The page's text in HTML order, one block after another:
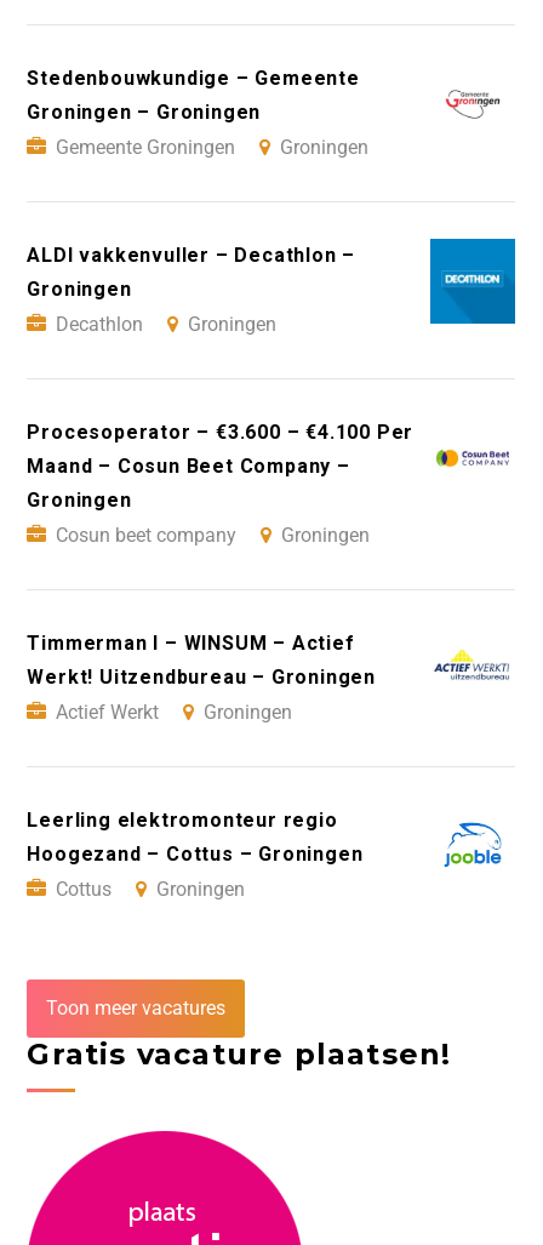
Stedenbouwkundige – Gemeente
Groningen – Groningen
Gemeente Groningen
Groningen
ALDI vakkenvuller – Decathlon –
Groningen
Decathlon
Groningen
Procesoperator – €3.600 – €4.100 Per
Maand – Cosun Beet Company –
Groningen
Cosun beet company
Groningen
Timmerman I – WINSUM – Actief
Werkt! Uitzendbureau – Groningen
Actief Werkt
Groningen
Leerling elektromonteur regio
Hoogezand – Cottus – Groningen
Cottus
Groningen
Toon meer vacatures
Gratis vacature plaatsen!